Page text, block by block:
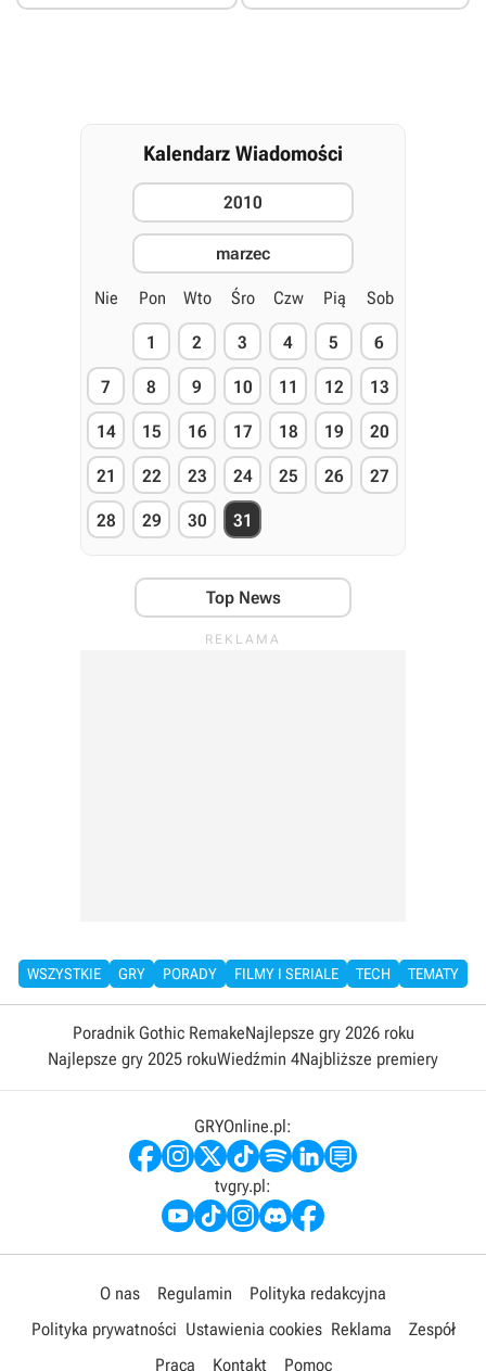
Kalendarz Wiadomości
2010
marzec
Nie Pon Wto Śro Czw Pią Sob
1 2 3 4 5 6
7 8 9 10 11 12 13
14 15 16 17 18 19 20
21 22 23 24 25 26 27
28 29 30 31
Top News
WSZYSTKIE GRY PORADY FILMY I SERIALE TECH TEMATY
Poradnik Gothic RemakeNajlepsze gry 2026 roku
Najlepsze gry 2025 rokuWiedźmin 4Najbliższe premiery
GRYOnline.pl:
tvgry.pl:
O nas Regulamin
Polityka redakcyjna
Polityka prywatności Ustawienia cookies Reklama
Zespół
Praca
Kontakt Pomoc